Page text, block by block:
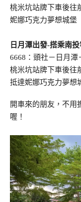
桃米坑站牌下車後往
妮娜巧克力夢想城堡
日月潭出發-搭乘南
6668：頭社－日月潭
桃米坑站牌下車後往
抵達妮娜巧克力夢想
開車來的朋友，不用
喔！